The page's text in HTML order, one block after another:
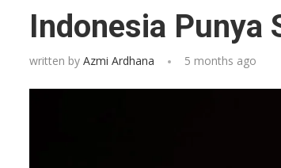
Indonesia Punya
written by Azmi Ardhana 5 months ago